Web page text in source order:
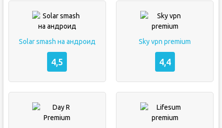
Solar smash на андроид
4,5
Sky vpn premium
4,4